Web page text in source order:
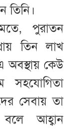
তিনি।
পুরাতন
তিন লাখ
অবস্থায় কেউ
সহযোগিতা
সেবায় তা
আহ্বান